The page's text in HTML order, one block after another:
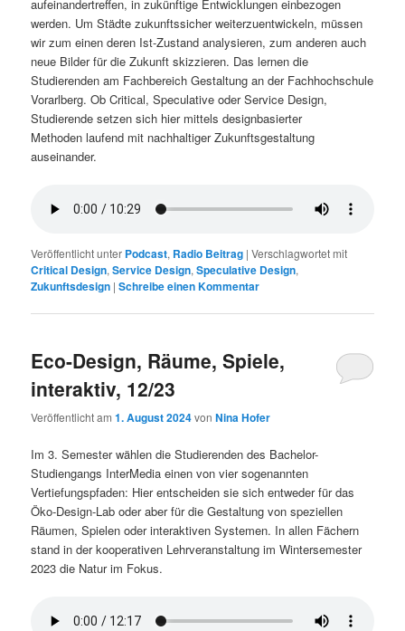
aufeinandertreffen, in zukünftige Entwicklungen einbezogen
werden. Um Städte zukunftssicher weiterzuentwickeln, müssen
wir zum einen deren Ist-Zustand analysieren, zum anderen auch
neue Bilder für die Zukunft skizzieren. Das lernen die
Studierenden am Fachbereich Gestaltung an der Fachhochschule
Vorarlberg. Ob Critical, Speculative oder Service Design,
Studierende setzen sich hier mittels designbasierter
Methoden laufend mit nachhaltiger Zukunftsgestaltung
auseinander.
Veröffentlicht unter Podcast, Radio Beitrag |Verschlagwortet mit
Critical Design,Service Design,Speculative Design,
Zukunftsdesign |Schreibe einen Kommentar
Eco-Design, Räume, Spiele,
interaktiv, 12/23
Veröffentlicht am1. August 2024vonNina Hofer
Im 3. Semester wählen die Studierenden des Bachelor-
Studiengangs InterMedia einen von vier sogenannten
Vertiefungspfaden: Hier entscheiden sie sich entweder für das
Öko-Design-Lab oder aber für die Gestaltung von speziellen
Räumen, Spielen oder interaktiven Systemen. In allen Fächern
stand in der kooperativen Lehrveranstaltung im Wintersemester
2023 die Natur im Fokus.